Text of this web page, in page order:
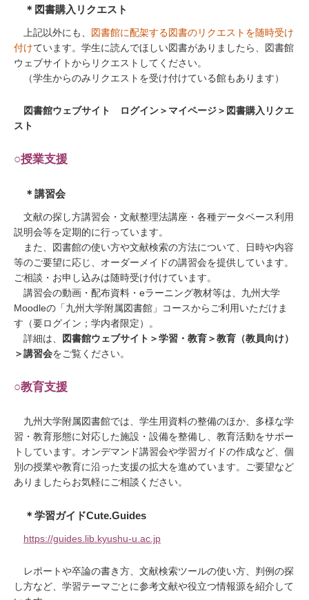
＊図書購入リクエスト
上記以外にも、 図書館に配架する図書のリクエストを随時受け
付けています。学生に読んでほしい図書がありましたら、図書館
ウェブサイトからリクエストしてください。
（学生からのみリクエストを受け付けている館もあります）
図書館ウェブサイト ログイン＞マイページ＞図書購入リクエ
スト
○授業支援
＊講習会
文献の探し方講習会・文献整理法講座・各種データベース利用
説明会等を定期的に行っています。
また、図書館の使い方や文献検索の方法について、日時や内容
等のご要望に応じ、オーダーメイドの講習会を提供しています。
ご相談・お申し込みは随時受け付けています。
講習会の動画・配布資料・eラーニング教材等は、九州大学
Moodleの「九州大学附属図書館」コースからご利用いただけま
す（要ログイン；学内者限定）。
詳細は、
図書館ウェブサイト＞学習・教育＞教育（教員向け）
＞講習会をご覧ください。
○教育支援
九州大学附属図書館では、学生用資料の整備のほか、多様な学
習・教育形態に対応した施設・設備を整備し、教育活動をサポー
トしています。オンデマンド講習会や学習ガイドの作成など、個
別の授業や教育に沿った支援の拡大を進めています。ご要望など
ありましたらお気軽にご相談ください。
＊学習ガイドCute.Guides
https://guides.lib.kyushu-u.ac.jp
レポートや卒論の書き方、文献検索ツールの使い方、判例の探
し方など、学習テーマごとに参考文献や役立つ情報源を紹介して